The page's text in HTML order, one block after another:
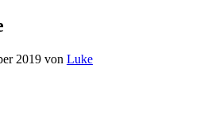
2019 von Luke